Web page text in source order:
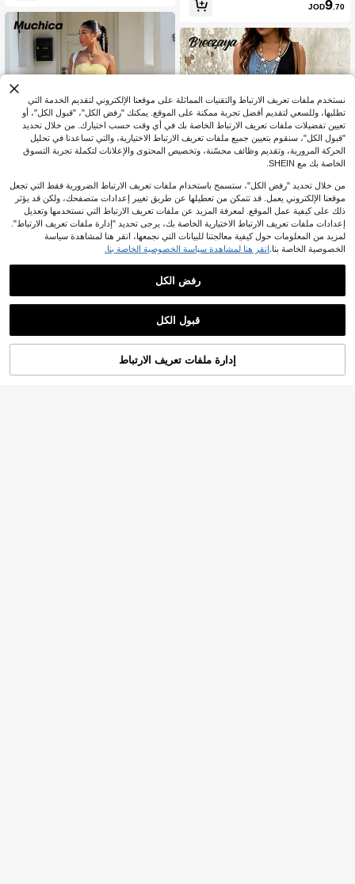
JOD9.70
15
Breezaya CURVE
Breezaya فستان ماكسي كاجوال مقا
30+ يقول "أطقم الشتاء"
22
Muchica CURVE
Muchica فستان صيفي أصفر مقاس كبي
ر للنساء، فستان كاجوال للحفلات والتنق
ل اليومي والمواعدة
JOD15.20
عذراً، لقد تم بيع هذا المنتج.
عرض المنتجات المشابهة في المخزون مشاهدة الكل
تم بيعها
نستخدم ملفات تعريف الارتباط والتقنيات المماثلة على موقعنا الإلكتروني لتقديم الخدمة التي
تطلبها، وللسعي لتقديم أفضل تجربة ممكنة على الموقع. يمكنك "رفض الكل"، "قبول الكل"، أو
تعيين تفضيلات ملفات تعريف الارتباط الخاصة بك في أي وقت حسب اختيارك. من خلال تحديد
"قبول الكل"، سنقوم بتعيين جميع ملفات تعريف الارتباط الاختيارية، والتي تساعدنا في تحليل
الحركة المرورية، وتقديم وظائف محسّنة، وتخصيص المحتوى والإعلانات لتكملة تجربة التسوق
الخاصة بك مع SHEIN.
من خلال تحديد "رفض الكل"، ستسمح باستخدام ملفات تعريف الارتباط الضرورية فقط التي تجعل
موقعنا الإلكتروني يعمل. قد تتمكن من تعطيلها عن طريق تغيير إعدادات متصفحك، ولكن قد يؤثر
ذلك على كيفية عمل الموقع. لمعرفة المزيد عن ملفات تعريف الارتباط التي نستخدمها وتعديل
إعدادات ملفات تعريف الارتباط الاختيارية الخاصة بك، يرجى تحديد "إدارة ملفات تعريف الارتباط".
لمزيد من المعلومات حول كيفية معالجتنا للبيانات التي نجمعها، انقر هنا لمشاهدة سياسة
الخصوصية الخاصة بنا. انقر هنا لمشاهدة سياسة الخصوصية الخاصة بنا.
رفض الكل
قبول الكل
إدارة ملفات تعريف الارتباط